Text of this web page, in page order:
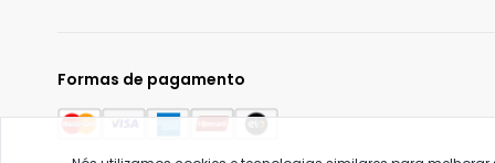
Formas de pagamento